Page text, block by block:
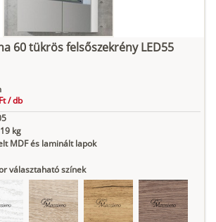
60 tükrös felsőszekrény LED55
/db
19 kg
MDF és laminált lapok
választaható színek